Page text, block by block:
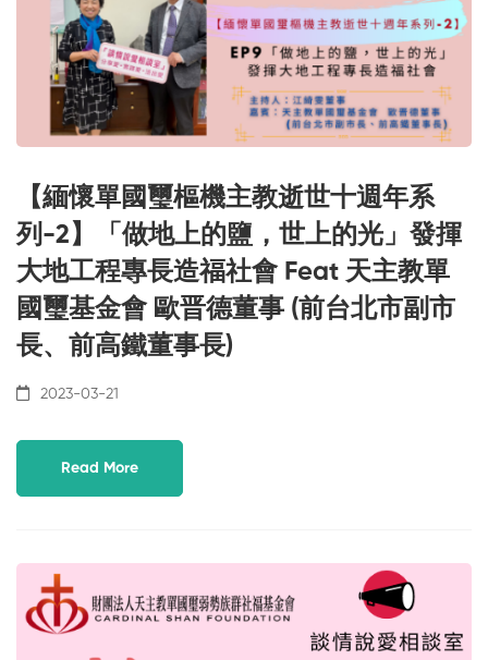
【緬懷單國璽樞機主教逝世十週年系
列-2】「做地上的鹽，世上的光」發揮
大地工程專長造福社會 Feat 天主教單
國璽基金會 歐晋德董事 (前台北市副市
長、前高鐵董事長)
2023-03-21
Read More